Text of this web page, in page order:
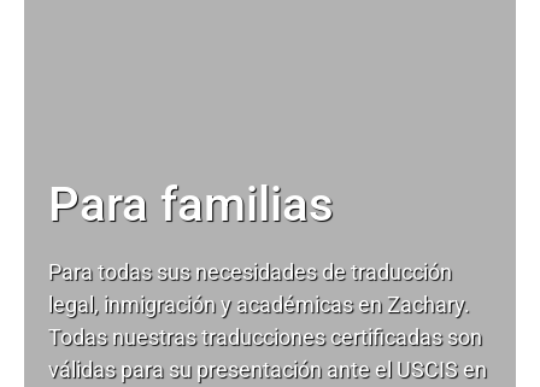
Para familias
Para todas sus necesidades detraducción
legal, inmigración y académicas en Zachary.
Todas nuestras traducciones certificadas son
válidas para su presentación ante el USCIS en